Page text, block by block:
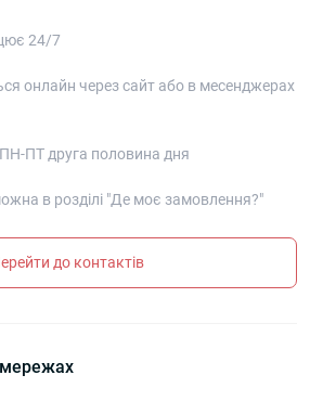
24/7
онлайн через сайт або в месенджерах
ПТ друга половина дня
в розділі "Де моє замовлення?"
до контактів
мережах